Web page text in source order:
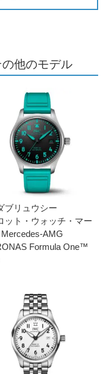
他のモデル
ブリュウシー
ット・ウォッチ・マー
Mercedes-AMG
Formula One™